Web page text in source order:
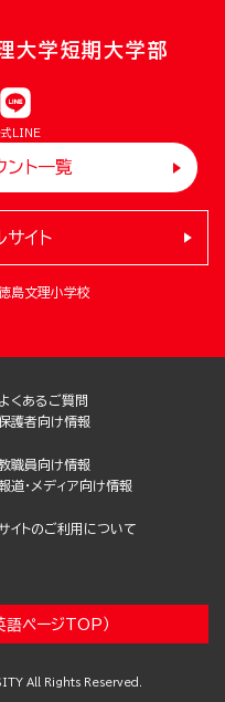
大学短期大学部
式LINE
ト一覧
島文理小学校
イト
よくあるご質問
護者向け情報
職員向け情報
道・メディア向け情報
イトのご利用について
ページTOP）
All Rights Reserved.